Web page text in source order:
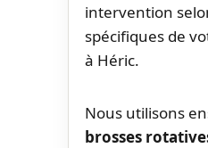
intervention
spécifiques de
à Héric.
Nous utilisons
brosses